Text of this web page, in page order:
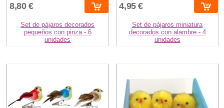
8,80 €
Set de pájaros decorados
pequeños con pinza - 6
unidades
4,95 €
Set de pájaros miniatura
decorados con alambre - 4
unidades